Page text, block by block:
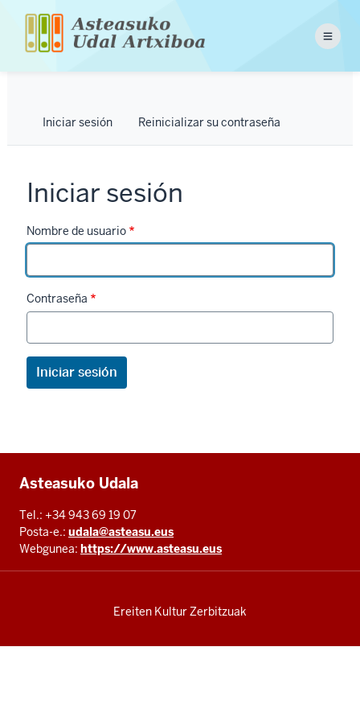
contenido
Menu
principales
Iniciar sesión Reinicializar su contraseña
Iniciar sesión
Nombre de usuario
Contraseña
resources
Asteasuko Udala
Tel.: +34 943 69 19 07
Posta-e.: udala@asteasu.eus
Webgunea: https://www.asteasu.eus
Ereiten Kultur Zerbitzuak